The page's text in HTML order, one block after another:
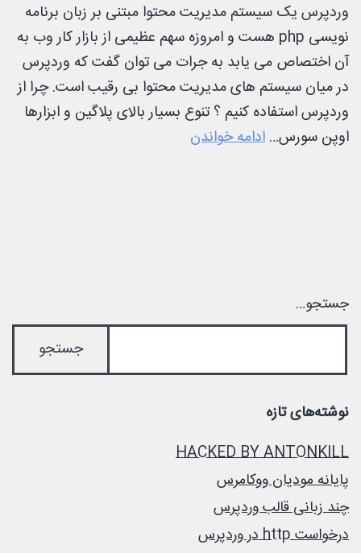
وردپرس یک سیستم مدیریت محتوا مبتنی بر زبان برنامه
نویسی php هست و امروزه سهم عظیمی از بازار کار وب به
آن اختصاص می یابد به جرات می توان گفت که وردپرس
در میان سیستم های مدیریت محتوا بی رقیب است. چرا از
وردپرس استفاده کنیم ؟ تنوع بسیار بالای پلاگین و ابزارها
اوپن سورس… ادامه خواندن
جستجو…
نوشته‌های تازه
HACKED BY ANTONKILL
پایانه مودیان ووکامرس
چند زبانی قالب وردپرس
درخواست http در وردپرس